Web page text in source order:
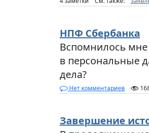
НПФ Сбербанка
Вспомнилось мне
в персональные
дела?
Нет комментариев
Завершение